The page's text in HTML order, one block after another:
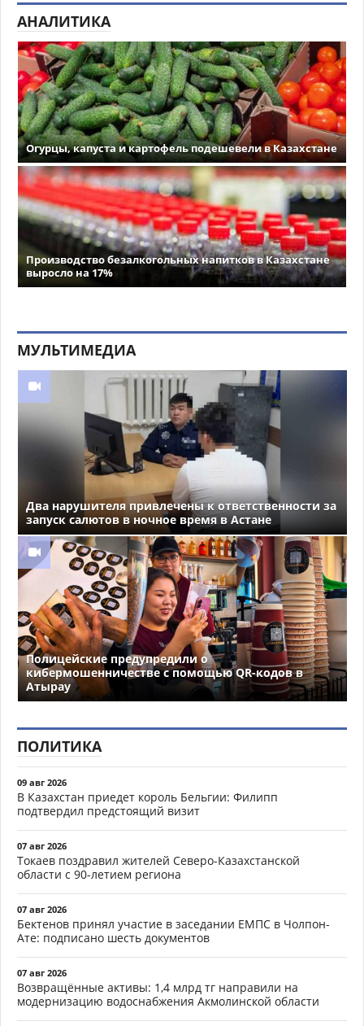
АНАЛИТИКА
Огурцы, капуста и картофель подешевели в Казахстане
Производство безалкогольных напитков в Казахстане
выросло на 17%
МУЛЬТИМЕДИА
Два нарушителя привлечены к ответственности за
запуск салютов в ночное время в Астане
Полицейские предупредили о
кибермошенничестве с помощью QR-кодов в
Атырау
ПОЛИТИКА
09 авг 2026
В Казахстан приедет король Бельгии: Филипп
подтвердил предстоящий визит
07 авг 2026
Токаев поздравил жителей Северо-Казахстанской
области с 90-летием региона
07 авг 2026
Бектенов принял участие в заседании ЕМПС в Чолпон-
Ате: подписано шесть документов
07 авг 2026
Возвращённые активы: 1,4 млрд тг направили на
модернизацию водоснабжения Акмолинской области